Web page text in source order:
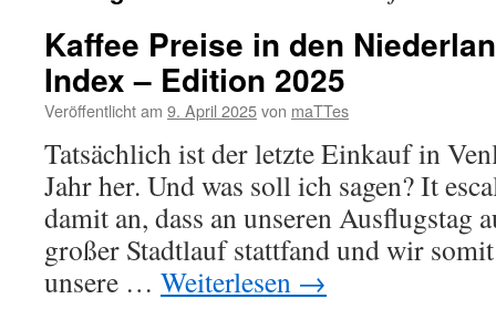
Kaffee Preise in den
Index – Edition 2025
Veröffentlicht am 9. April 2025von maTTes
Tatsächlich ist der letzte Einkauf in
Jahr her. Und was soll ich sagen? It
damit an, dass an unseren Ausflugstag
großer Stadtlauf stattfand und wir
unsere … Weiterlesen →